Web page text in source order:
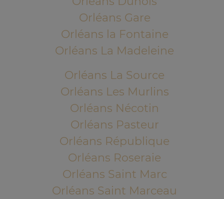
Orléans Gare
Orléans la Fontaine
Orléans La Madeleine
Orléans La Source
Orléans Les Murlins
Orléans Nécotin
Orléans Pasteur
Orléans République
Orléans Roseraie
Orléans Saint Marc
Orléans Saint Marceau